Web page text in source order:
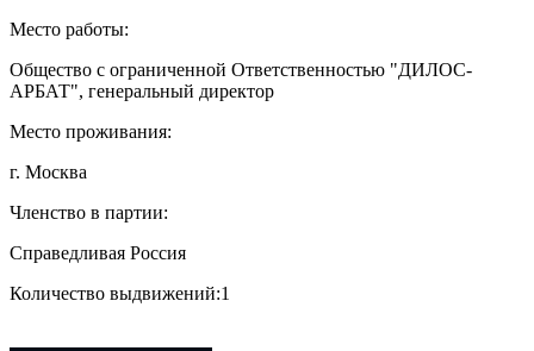
Место работы:
Общество с ограниченной Ответственностью "ДИЛОС-
АРБАТ", генеральный директор
Место проживания:
г. Москва
Членство в партии:
Справедливая Россия
Количество выдвижений:1